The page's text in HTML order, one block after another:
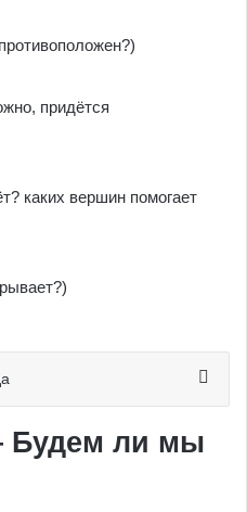
придётся
каких вершин помогает
Будем ли мы